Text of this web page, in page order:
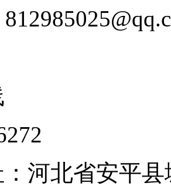
河北省安平